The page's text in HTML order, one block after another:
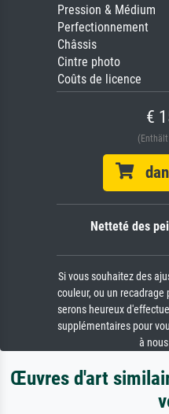
Pression & Médium
Perfectionnement
Châssis
Cintre photo
Coûts de licence
€
Netteté des
Si vous souhaitez des
couleur, ou un
serons heureux
supplémentaires pour
à
Œuvres d'art